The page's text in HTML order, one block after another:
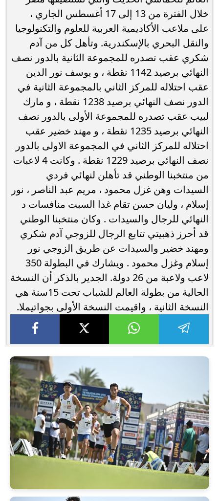
خلال الفترة من 13 إلى 17 أغسطس الجاري ،
على ملاعب الأكاديمية العربية للعلوم والتكنولوجيا
والنقل البحري بالإسكندرية. وتأهل كل من آدم
شكري عقب تصدره للمجموعة الثانية بالدور نصف
النهائي برصيد 1142 نقطة ، و يوسف نور الدين
عقب احتلاله للمركز الثاني بالمجموعة الثانية في
الدور نصف النهائي برصيد 1238 نقطة ، و مارك
لبيب عقب تصدره للمجموعة الأولى بالدور نصف
النهائي برصيد 1235 نقطة ، و مهند خضير عقب
احتلاله للمركز الثاني في المجموعة الاولى بالدور
نصف النهائي برصيد 1229 نقطة . وكانت 4 لاعبات
من منتخبنا الوطني قد تأهلن لنهائي فردي
السيدات وهن غزل محمود ، مريم عبد الناصر ، نور
إسلام ، وليان حسن تقام غدا السبت منافسات د
النهائي للرجال والسيدات . وكان منتخبنا الوطني
قد أحرز ذهبيتي تتابع الرجال للزوجي آدم شكري
ومهند خضير والسيدات عن طريق الزوجي نور
إسلام وغزل محمود . ويشارك في البطولة 350
لاعب ولاعبة من 26 دولة. الجدير بالذكر أن النسخة
الحالية من بطولة العالم للشباب تحت 15سنة هي
النسخة الثانية ، واقيمت النسخة الأولى بجواتيملا.